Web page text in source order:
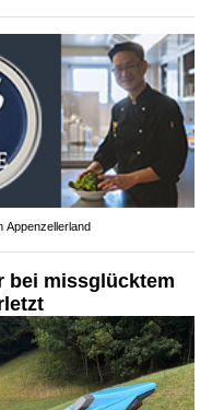
Appenzellerland
bei missglücktem